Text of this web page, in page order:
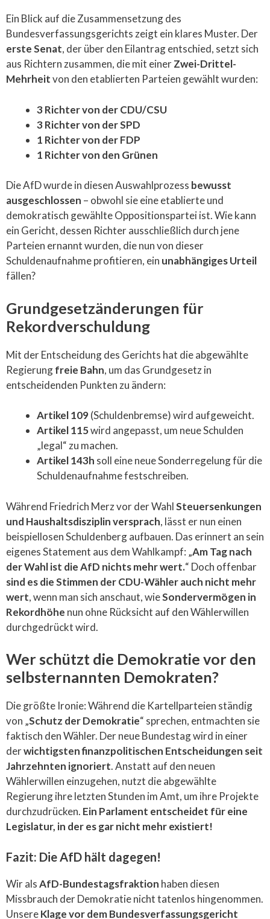
Ein Blick auf die Zusammensetzung des
Bundesverfassungsgerichts zeigt ein klares Muster. Der
erste Senat, der über den Eilantrag entschied, setzt sich
aus Richtern zusammen, die mit einerZwei-Drittel-
Mehrheitvon den etablierten Parteien gewählt wurden​:
3 Richter von der CDU/CSU
3 Richter von der SPD
1 Richter von der FDP
1 Richter von den Grünen
Die AfD wurde in diesen Auswahlprozess bewusst
ausgeschlossen – obwohl sie eine etablierte und
demokratisch gewählte Oppositionspartei ist. Wie kann
ein Gericht, dessen Richter ausschließlich durch jene
Parteien ernannt wurden, die nun von dieser
Schuldenaufnahme profitieren, ein unabhängiges Urteil
fällen?
Grundgesetzänderungen für
Rekordverschuldung
Mit der Entscheidung des Gerichts hat die abgewählte
Regierungfreie Bahn, um das Grundgesetz in
entscheidenden Punkten zu ändern:
Artikel 109(Schuldenbremse) wird aufgeweicht.
Artikel 115wird angepasst, um neue Schulden
„legal“ zu machen.
Artikel 143h soll eine neue Sonderregelung für die
Schuldenaufnahme festschreiben.
Während Friedrich Merz vor der WahlSteuersenkungen
und Haushaltsdisziplin versprach, lässt er nun einen
beispiellosen Schuldenberg aufbauen. Das erinnert an sein
eigenes Statement aus dem Wahlkampf: „Am Tag nach
der Wahl ist die AfD nichts mehr wert.“ Doch offenbar
sind es die Stimmen der CDU-Wähler auch nicht mehr
wert, wenn man sich anschaut, wieSondervermögen in
Rekordhöhe nun ohne Rücksicht auf den Wählerwillen
durchgedrückt wird.
Wer schützt die Demokratie vor den
selbsternannten Demokraten?
Die größte Ironie: Während die Kartellparteien ständig
von „Schutz der Demokratie“ sprechen, entmachten sie
faktisch den Wähler. Der neue Bundestag wird in einer
derwichtigsten finanzpolitischen Entscheidungen seit
Jahrzehnten ignoriert. Anstatt auf den neuen
Wählerwillen einzugehen, nutzt die abgewählte
Regierung ihre letzten Stunden im Amt, um ihre Projekte
durchzudrücken. Ein Parlament entscheidet für eine
Legislatur, in der es gar nicht mehr existiert!
Fazit: Die AfD hält dagegen!
Wir alsAfD-Bundestagsfraktion haben diesen
Missbrauch der Demokratie nicht tatenlos hingenommen.
UnsereKlage vor dem Bundesverfassungsgericht